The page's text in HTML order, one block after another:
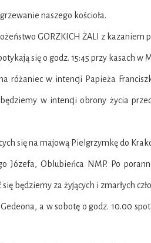
naszego kościoła.
GORZKICH ŻALI z kazaniem
się o godz. 15:45 przy kasach w
różaniec w intencji Papieża
w intencji obrony życia
się na majową Pielgrzymkę do
Józefa, Oblubieńca NMP. Po
będziemy za żyjących i zmarłych
a w sobotę o godz. 10.00